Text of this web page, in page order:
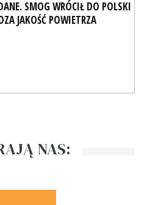
SMOG WRÓCIŁ DO POLSKI
JAKOŚĆ POWIETRZA
NAS: